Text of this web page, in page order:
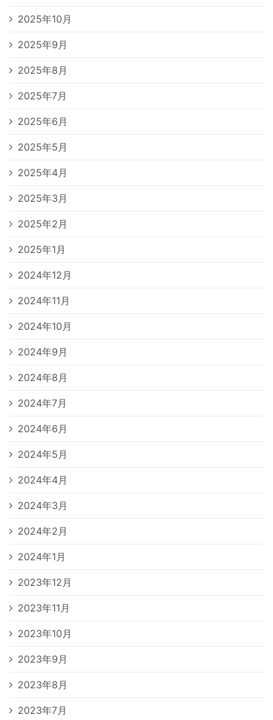
2025年10月
2025年9月
2025年8月
2025年7月
2025年6月
2025年5月
2025年4月
2025年3月
2025年2月
2025年1月
2024年12月
2024年11月
2024年10月
2024年9月
2024年8月
2024年7月
2024年6月
2024年5月
2024年4月
2024年3月
2024年2月
2024年1月
2023年12月
2023年11月
2023年10月
2023年9月
2023年8月
2023年7月